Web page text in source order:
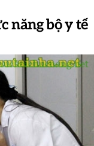
năng bộ y tế